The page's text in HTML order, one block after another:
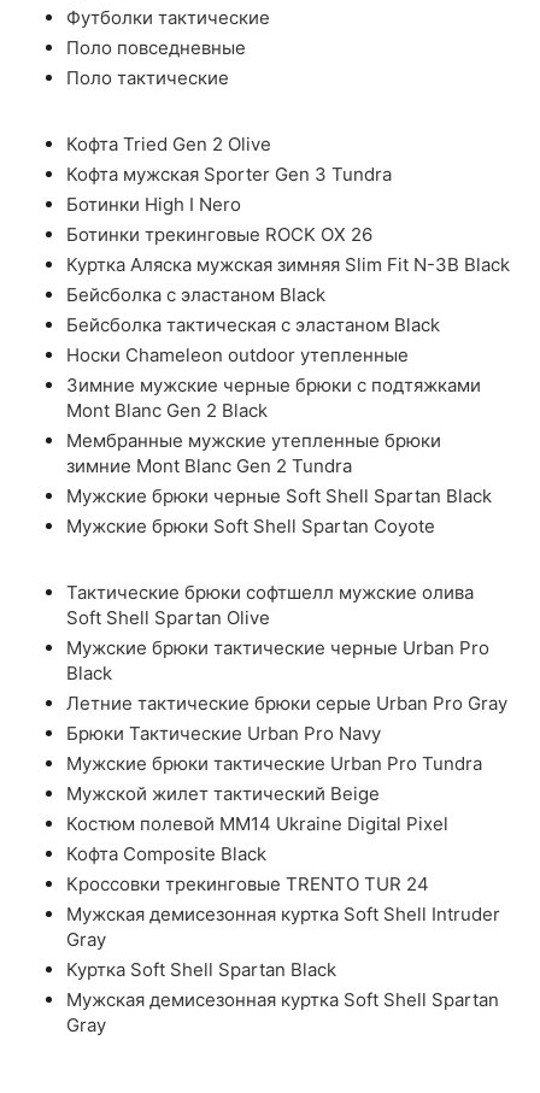
Футболки тактические
Поло повседневные
Поло тактические
Кофта Tried Gen 2 Olive
Кофта мужская Sporter Gen 3 Tundra
Ботинки High I Nero
Ботинки трекинговые ROCK OX 26
Куртка Аляска мужская зимняя Slim Fit N-3B Black
Бейсболка с эластаном Black
Бейсболка тактическая с эластаном Black
Носки Chameleon outdoor утепленные
Зимние мужские черные брюки с подтяжками
Mont Blanc Gen 2 Black
Мембранные мужские утепленные брюки
зимние Mont Blanc Gen 2 Tundra
Мужские брюки черные Soft Shell Spartan Black
Мужские брюки Soft Shell Spartan Coyote
Тактические брюки софтшелл мужские олива
Soft Shell Spartan Olive
Мужские брюки тактические черные Urban Pro
Black
Летние тактические брюки серые Urban Pro Gray
Брюки Тактические Urban Pro Navy
Мужские брюки тактические Urban Pro Tundra
Мужской жилет тактический Beige
Костюм полевой ММ14 Ukraine Digital Pixel
Кофта Composite Black
Кроссовки трекинговые TRENTO TUR 24
Мужская демисезонная куртка Soft Shell Intruder
Gray
Куртка Soft Shell Spartan Black
Мужская демисезонная куртка Soft Shell Spartan
Gray